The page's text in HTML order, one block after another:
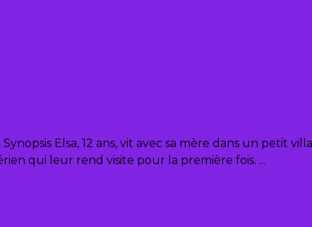
Synopsis Elsa, 12 ans, vit avec sa mère dans un petit
qui leur rend visite pour la première fois.